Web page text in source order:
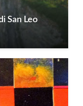
San Leo